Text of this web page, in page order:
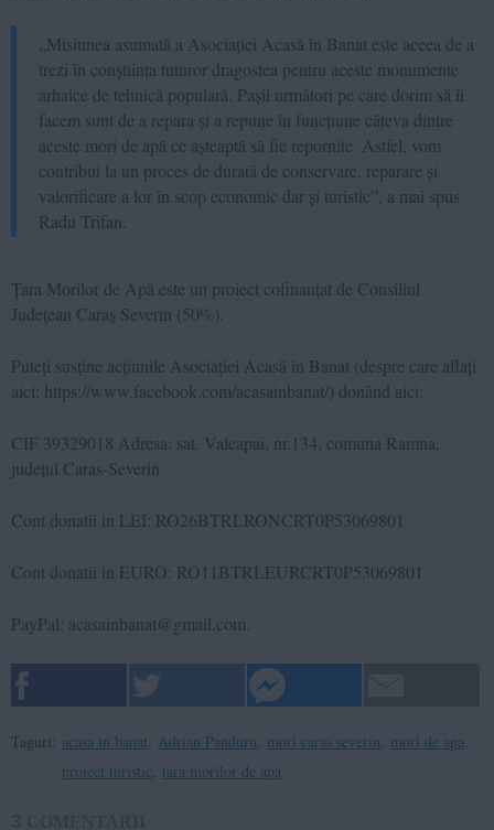
„Misiunea asumată a Asociației Acasă în Banat este aceea de a
trezi în conștiința tuturor dragostea pentru aceste monumente
arhaice de tehnică populară. Pașii următori pe care dorim să îi
facem sunt de a repara și a repune în funcțiune câteva dintre
aceste mori de apă ce așteaptă să fie repornite. Astfel, vom
contribui la un proces de durată de conservare, reparare și
valorificare a lor în scop economic dar și turistic”, a mai spus
Radu Trifan.
Țara Morilor de Apă este un proiect cofinanțat de Consiliul
Județean Caraș Severin (50%).
Puteți susține acțiunile Asociației Acasă în Banat (despre care aflați
aici: https://www.facebook.com/acasainbanat/) donând aici:
CIF 39329018 Adresa: sat. Valeapai, nr.134, comuna Ramna,
județul Caras-Severin
Cont donatii in LEI: RO26BTRLRONCRT0P53069801
Cont donatii in EURO: RO11BTRLEURCRT0P53069801
PayPal: acasainbanat@gmail.com.
Taguri: acasa in banat Adrian Panduru mori caras severin mori de apa
proiect turistic tara morilor de apa